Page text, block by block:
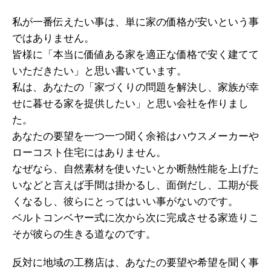
私が一番伝えたい事は、単に家の価格が安いという事
ではありません。
皆様に「本当に価値ある家を適正な価格で安く建てて
いただきたい」と思い書いています。
私は、あなたの「家づくりの問題を解決し、家族が幸
せに暮せる家を提供したい」と思い会社を作りまし
た。
あなたの要望を一つ一つ聞く余裕はハウスメーカーや
ローコスト住宅にはありません。
なぜなら、自然素材を使いたいとか断熱性能を上げた
いなどと言えば手間は掛かるし、面倒だし、工期が長
くなるし、彼らにとってはいい事がないのです。
ベルトコンベヤー式に次から次に完成させる家造りこ
そが彼らの生きる道なのです。
反対に地域の工務店は、あなたの要望や希望を聞く事